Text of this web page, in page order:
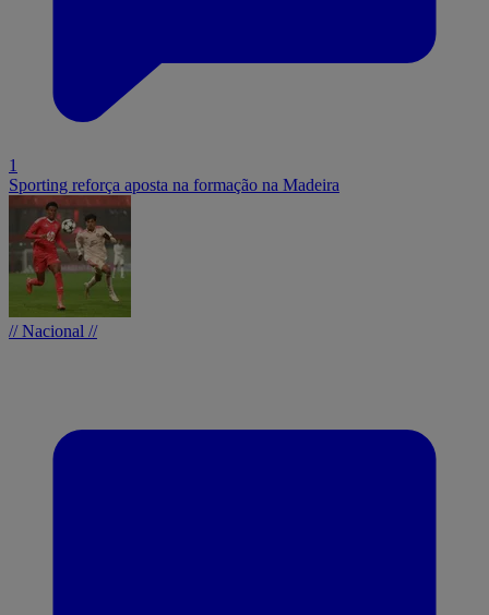
1
Sporting reforça aposta na formação na Madeira
// Nacional //